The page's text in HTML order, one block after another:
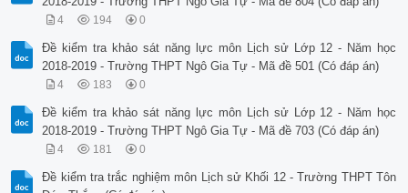
4 194 0
Đề kiểm tra khảo sát năng lực môn Lịch sử Lớp 12 - Năm học
2018-2019 - Trường THPT Ngô Gia Tự - Mã đề 501 (Có đáp án)
4 183 0
Đề kiểm tra khảo sát năng lực môn Lịch sử Lớp 12 - Năm học
2018-2019 - Trường THPT Ngô Gia Tự - Mã đề 703 (Có đáp án)
4 181 0
Đề kiểm tra trắc nghiệm môn Lịch sử Khối 12 - Trường THPT Tôn